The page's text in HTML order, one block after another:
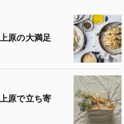
原の大満足
原で立ち寄